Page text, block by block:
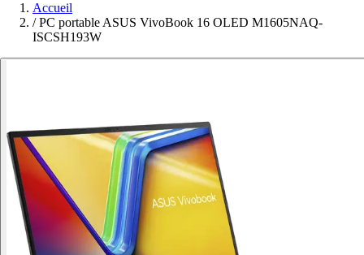
Accueil
/ PC portable ASUS VivoBook 16 OLED M1605NAQ-
ISCSH193W